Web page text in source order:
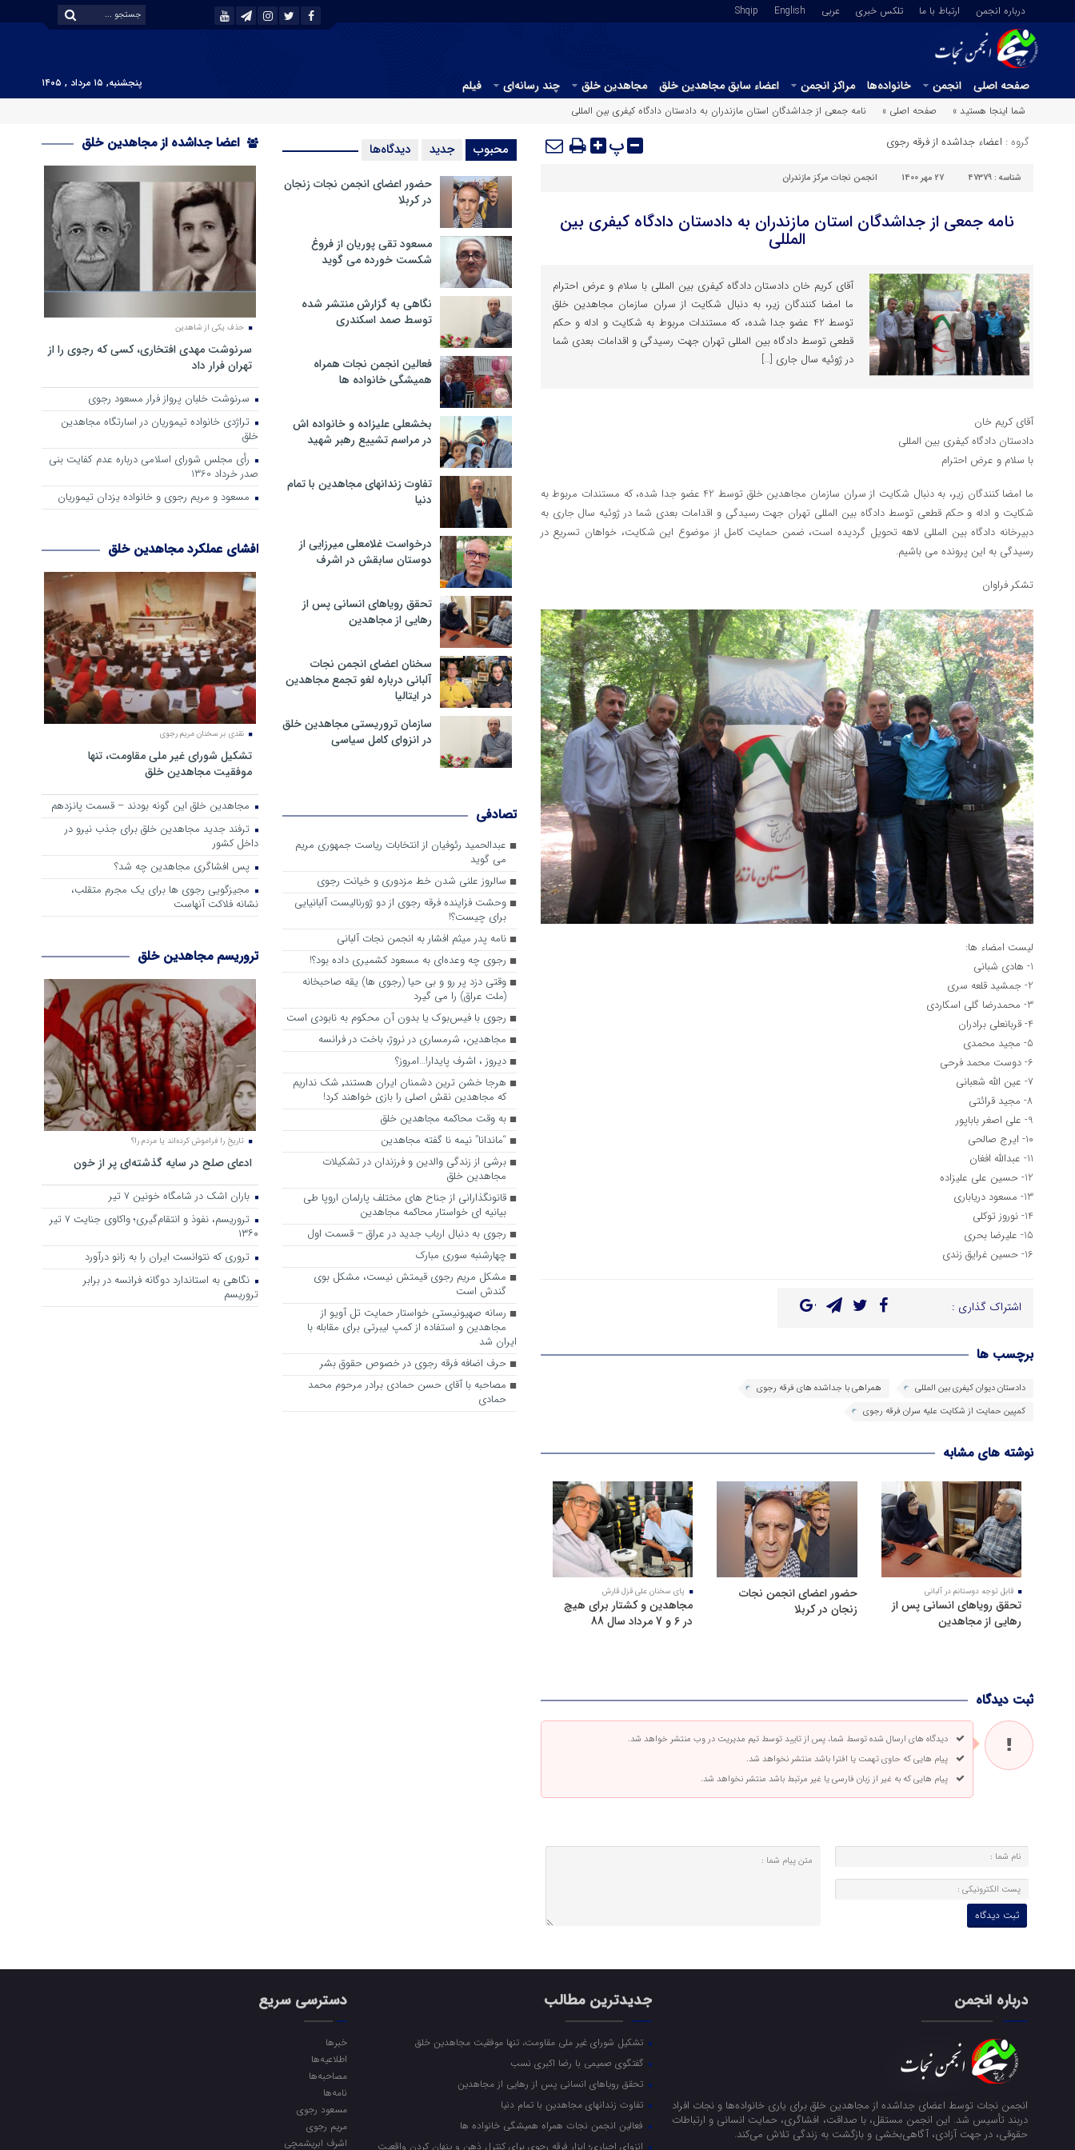
درباره انجمن ارتباط با ما تلکس خبری عربي English
Shqip
صفحه اصلی انجمن خانواده‌ها مراکز انجمن اعضاء سابق مجاهدین خلق مجاهدین خلق چند رسانه‌ای فیلم
پنجشنبه, ۱۵ مرداد , ۱۴۰۵
شما اینجا هستید »
صفحه اصلی » نامه جمعی از جداشدگان استان مازندران به دادستان دادگاه کیفری بین المللی
گروه : اعضاء جداشده از فرقه رجوی پ
شناسه : 47379 27 مهر 1400 انجمن نجات مرکز مازندران
نامه جمعی از جداشدگان استان مازندران به دادستان دادگاه کیفری بین
المللی
آقای کریم خان دادستان دادگاه کیفری بین المللی با سلام و عرض احترام
ما امضا کنندگان زیر، به دنبال شکایت از سران سازمان مجاهدین خلق
توسط 42 عضو جدا شده، که مستندات مربوط به شکایت و ادله و حکم
قطعی توسط دادگاه بین المللی تهران جهت رسیدگی و اقدامات بعدی شما
در ژوئیه سال جاری […]
آقای کریم خان
دادستان دادگاه کیفری بین المللی
با سلام و عرض احترام
ما امضا کنندگان زیر، به دنبال شکایت از سران سازمان مجاهدین خلق توسط 42 عضو جدا شده، که مستندات مربوط به
شکایت و ادله و حکم قطعی توسط دادگاه بین المللی تهران جهت رسیدگی و اقدامات بعدی شما در ژوئیه سال جاری به
دبیرخانه دادگاه بین المللی لاهه تحویل گردیده است، ضمن حمایت کامل از موضوع این شکایت، خواهان تسریع در
رسیدگی به این پرونده می باشیم.
تشکر فراوان
لیست امضاء ها:
1- هادی شبانی
2- جمشید قلعه سری
3- محمدرضا گلی اسکاردی
4- قربانعلی برادران
5- مجید محمدی
6- دوست محمد فرحی
7- عین الله شعبانی
8- مجید قرائتی
9- علی اصغر باباپور
10- ایرج صالحی
11- عبدالله افغان
12- حسین علی علیزاده
13- مسعود دریاباری
14- نوروز توکلی
15- علیرضا بحری
16- حسین غرایق زندی
اشتراک گذاری :
برچسب ها
دادستان دیوان کیفری بین المللی
همراهی با جداشده های فرقه رجوی
کمپین حمایت از شکایت علیه سران فرقه رجوی
نوشته های مشابه
قابل توجه دوستانم در آلبانی
تحقق رویاهای انسانی پس از
رهایی از مجاهدین
حضور اعضای انجمن نجات
زنجان در کربلا
پای سخنان علی قزل قارش
مجاهدین و کشتار برای هیچ
در 6 و 7 مرداد سال 88
ثبت دیدگاه
دیدگاه های ارسال شده توسط شما، پس از تایید توسط تیم مدیریت در وب منتشر خواهد شد.
پیام هایی که حاوی تهمت یا افترا باشد منتشر نخواهد شد.
پیام هایی که به غیر از زبان فارسی یا غیر مرتبط باشد منتشر نخواهد شد.
محبوب جدید دیدگاه‌ها
حضور اعضای انجمن نجات زنجان
در کربلا
مسعود تقی پوریان از فروغ
شکست خورده می گوید
نگاهی به گزارش منتشر شده
توسط صمد اسکندری
فعالین انجمن نجات همراه
همیشگی خانواده ها
بخشعلی علیزاده و خانواده اش
در مراسم تشییع رهبر شهید
تفاوت زندانهای مجاهدین با تمام
دنیا
درخواست غلامعلی میرزایی از
دوستان سابقش در اشرف
تحقق رویاهای انسانی پس از
رهایی از مجاهدین
سخنان اعضای انجمن نجات
آلبانی درباره لغو تجمع مجاهدین
در ایتالیا
سازمان تروریستی مجاهدین خلق
در انزوای کامل سیاسی
تصادفی
عبدالحمید رئوفیان از انتخابات ریاست جمهوری مریم
می گوید
سالروز علنی شدن خط مزدوری و خیانت رجوی
وحشت فزاینده فرقه رجوی از دو ژورنالیست آلبانیایی
برای چیست؟!
نامه پدر میثم افشار به انجمن نجات آلبانی
رجوی چه وعده‌ای به مسعود کشمیری داده بود؟!
وقتی دزد پر رو و بی حیا (رجوی ها) یقه صاحبخانه
(ملت عراق) را می گیرد
رجوی با فیس‌بوک یا بدون آن محکوم به نابودی است
مجاهدین، شرم‎ساری در نروژ، باخت در فرانسه
ديروز ، اشرف پايدار!…امروز؟
هرجا خشن ترین دشمنان ایران هستند٬ شک نداریم
که مجاهدین نقش اصلی را بازی خواهند کرد!
به وقت محاکمه مجاهدین خلق
“ماندانا” نیمه نا گفته مجاهدین
برشی از زندگی والدین و فرزندان در تشکیلات
مجاهدین خلق
قانونگذارانی از جناح های مختلف پارلمان اروپا طی
بیانیه ای خواستار محاکمه مجاهدین
رجوی به دنبال ارباب جدید در عراق – قسمت اول
چهارشنبه سوری مبارک
مشکل مریم رجوی قیمتش نیست، مشکل بوی
گندش است
رسانه صهیونیستی خواستار حمایت تل آویو از
مجاهدین و استفاده از کمپ لیبرتی برای مقابله با
ایران شد
حرف اضافه فرقه رجوی در خصوص حقوق بشر
مصاحبه با آقای حسن حمادی برادر مرحوم محمد
حمادی
اعضا جداشده از مجاهدین خلق
حذف یکی از شاهدین
سرنوشت مهدی افتخاری، کسی که رجوی را از
تهران فرار داد
سرنوشت خلبان پرواز فرار مسعود رجوی
تراژدی خانواده تیموریان در اسارتگاه مجاهدین
خلق
رأی مجلس شورای اسلامی درباره عدم كفایت بنی
صدر خرداد 1360
مسعود و مریم رجوی و خانواده یزدان تیموریان
افشای عملکرد مجاهدین خلق
نقدی بر سخنان مریم رجوی
تشکیل شورای غیر ملی مقاومت، تنها
موفقیت مجاهدین خلق
مجاهدین خلق این گونه بودند – قسمت پانزدهم
ترفند جدید مجاهدین خلق برای جذب نیرو در
داخل کشور
پس افشاگری مجاهدین چه شد؟
مجیزگویی رجوی ها برای یک مجرم متقلب،
نشانه فلاکت آنهاست
تروریسم مجاهدین خلق
تاریخ را فراموش کرده‌اند یا مردم را؟
ادعای صلح در سایه گذشته‌ای پر از خون
باران اشک در شامگاه خونین 7 تیر
تروریسم، نفوذ و انتقام‌گیری؛ واکاوی جنایت ۷ تیر
۱۳۶۰
تروری که نتوانست ایران را به زانو درآورد
نگاهی به استاندارد دوگانه فرانسه در برابر
تروریسم
درباره انجمن
انجمن نجات توسط اعضای جداشده از مجاهدین خلق برای یاری خانواده‌ها و نجات افراد
دربند تأسیس شد. این انجمن مستقل، با صداقت، افشاگری، حمایت انسانی و ارتباطات
حقوقی، در جهت آزادی، آگاهی‌بخشی و بازگشت به زندگی تلاش می‌کند.
جدیدترین مطالب
تشکیل شورای غیر ملی مقاومت، تنها موفقیت مجاهدین خلق
گفتگوی صمیمی با رضا اکبری نسب
تحقق رویاهای انسانی پس از رهایی از مجاهدین
تفاوت زندانهای مجاهدین با تمام دنیا
فعالین انجمن نجات همراه همیشگی خانواده ها
انزوای اجباری؛ ابزار فرقه رجوی برای کنترل ذهن و پنهان کردن واقعیت
دسترسی سریع
خبرها
اطلاعیه‌ها
مصاحبه‌ها
نامه‌ها
مسعود رجوی
مریم رجوی
اشرف ابریشمچی